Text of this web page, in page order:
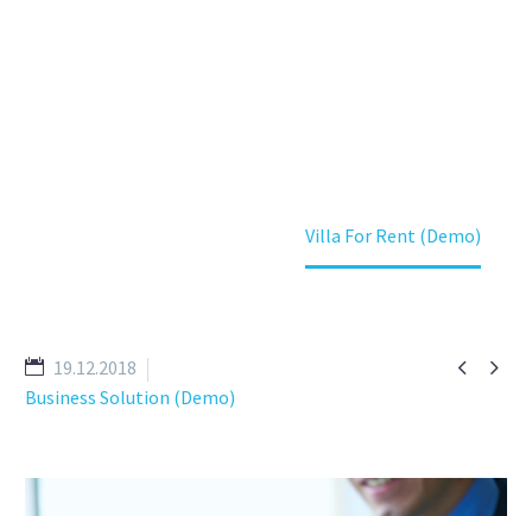
Villa For Rent (Demo)
 
19.12.2018
Business Solution (Demo)